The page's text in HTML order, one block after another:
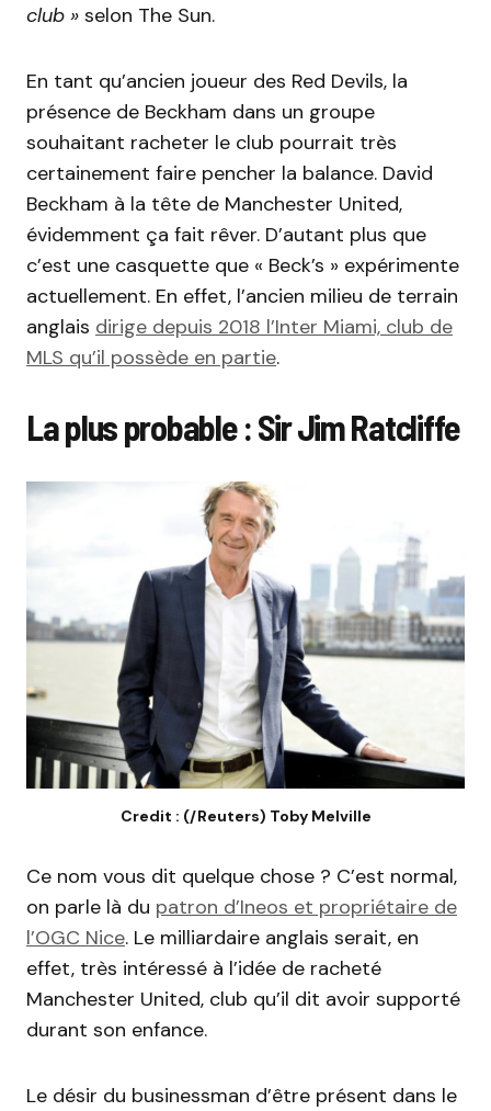
club » selon The Sun.
En tant qu’ancien joueur des Red Devils, la
présence de Beckham dans un groupe
souhaitant racheter le club pourrait très
certainement faire pencher la balance. David
Beckham à la tête de Manchester United,
évidemment ça fait rêver. D’autant plus que
c’est une casquette que « Beck’s » expérimente
actuellement. En effet, l’ancien milieu de terrain
anglais dirige depuis 2018 l’Inter Miami, club de
MLS qu’il possède en partie.
La plus probable :SirJimRatcliffe
Credit : (/Reuters) Toby Melville
Ce nom vous dit quelque chose ? C’est normal,
on parle là du patron d’Ineos et propriétaire de
l’OGC Nice. Le milliardaire anglais serait, en
effet, très intéressé à l’idée de racheté
Manchester United, club qu’il dit avoir supporté
durant son enfance.
Le désir du businessman d’être présent dans le